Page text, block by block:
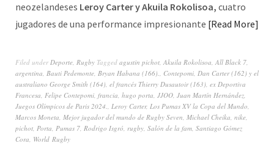
neozelandeses Leroy Carter y Akuila Rokolisoa, cuatro
jugadores de una performance impresionante Read More
Filed underDeporte, Rugby Tagged agustin pichot, Akuila Rokolisoa, All Black 7,
argentina, Bauti Pedemonte, Bryan Habana (166)., Contepomi, Dan Carter (162) y el
australiano George Smith (164), el francés Thierry Dusautoir (163), ex Deportiva
Francesa, Felipe Contepomi, francia, hugo porta, JJOO, Juan Martín Hernández,
Juegos Olímpicos de Paris 2024., Leroy Carter, Los Pumas XV la Copa del Mundo,
Marcos Moneta, Mejor jugador del mundo de Rugby Seven, Michael Cheika, nike,
pichot, Porta, Pumas 7, Rodrigo Isgró, rugby, Salón de la fam, Santiago Gómez
Cora, World Rugby